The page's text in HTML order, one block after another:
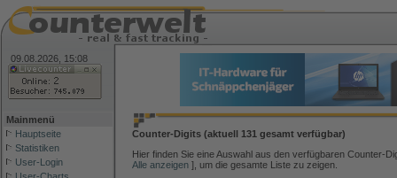
09.08.2026, 15:08
Mainmenü
Hauptseite
Statistiken
User-Login
Counter-Digits (aktuell 131 gesamt verfügbar)
Hier finden Sie eine Auswahl aus den verfügbaren Counter-
Alle anzeigen ], um die gesamte Liste zu zeigen.